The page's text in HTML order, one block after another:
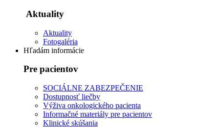
Aktuality
Aktuality
Fotogaléria
Hľadám informácie
Pre pacientov
SOCIÁLNE ZABEZPEČENIE
Dostupnosť liečby
Výživa onkologického pacienta
Informačné materiály pre pacientov
Klinické skúšania